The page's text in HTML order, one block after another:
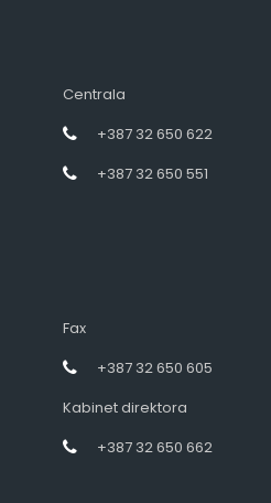
Centrala
+387 32 650 622
+387 32 650 551
Fax
+387 32 650 605
Kabinet direktora
+387 32 650 662